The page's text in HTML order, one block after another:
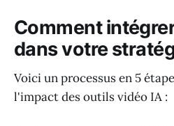
Comment
dans votre
Voici un processus en 5
l'impact des outils vidéo IA :